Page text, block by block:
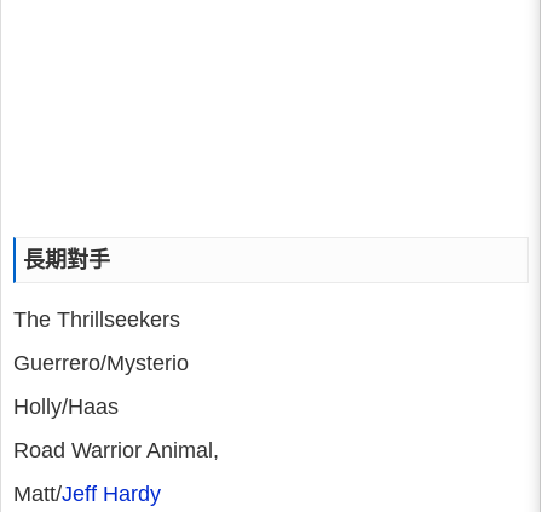
長期對手
The Thrillseekers
Guerrero/Mysterio
Holly/Haas
Road Warrior Animal,
Matt/Jeff Hardy